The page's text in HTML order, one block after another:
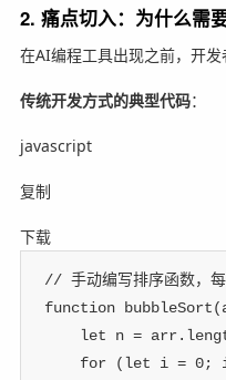
2. 痛点切入：为什么需
在AI编程工具出现之前，开发
传统开发方式的典型代码：
javascript
复制
下载
// 手动编写排序函数，
function bubbleSort(
let n = arr.
for
(let i = 0;